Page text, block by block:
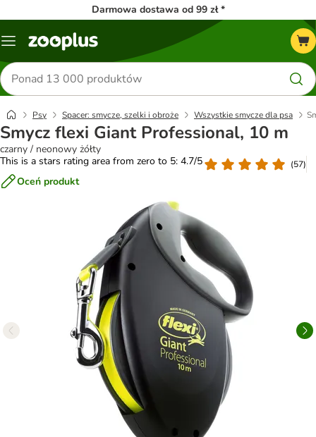
Darmowa dostawa od 99 zł *
Menu
Szukaj
produktów
Psy Spacer: smycze, szelki i obroże Wszystkie smycze dla psa
Smycz flexi Giant Professional, 10 m
czarny / neonowy żółty
This is a stars rating area from zero to 5: 4.7/5
(57)
Oceń produkt